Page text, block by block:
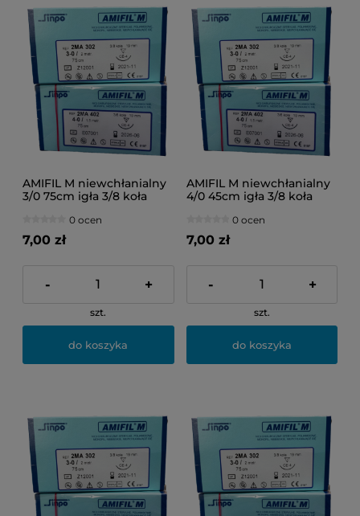
AMIFIL M niewchłanialny
3/0 75cm igła 3/8 koła
0 ocen
7,00 zł
- +
szt.
do koszyka
AMIFIL M niewchłanialny
4/0 45cm igła 3/8 koła
0 ocen
7,00 zł
- +
szt.
do koszyka